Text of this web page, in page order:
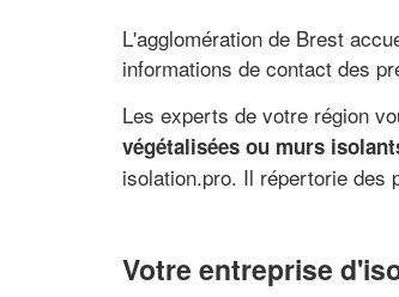
L'agglomération de Brest
informations de contact des
Les experts de votre région
végétalisées ou murs
isolation.pro. Il répertorie des
Votre entreprise